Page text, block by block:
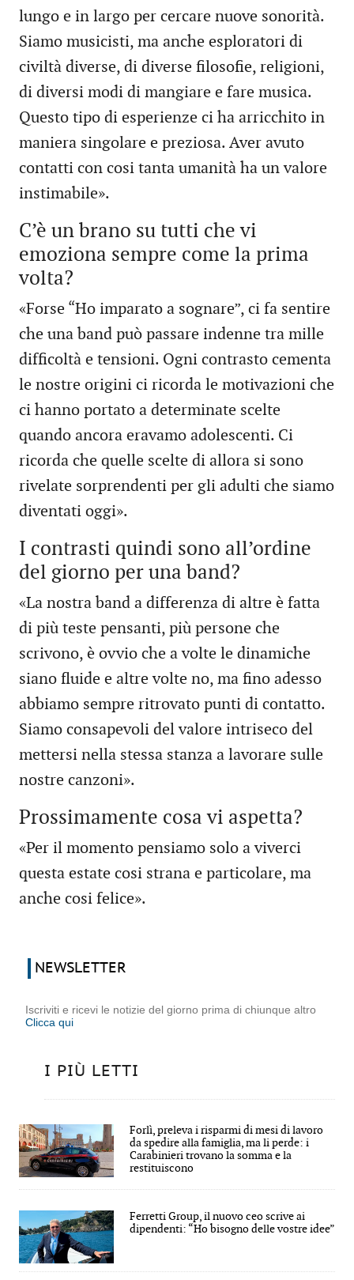
lungo e in largo per cercare nuove sonorità.
Siamo musicisti, ma anche esploratori di
civiltà diverse, di diverse filosofie, religioni,
di diversi modi di mangiare e fare musica.
Questo tipo di esperienze ci ha arricchito in
maniera singolare e preziosa. Aver avuto
contatti con cosi tanta umanità ha un valore
instimabile».
C’è un brano su tutti che vi
emoziona sempre come la prima
volta?
«Forse “Ho imparato a sognare”, ci fa sentire
che una band può passare indenne tra mille
difficoltà e tensioni. Ogni contrasto cementa
le nostre origini ci ricorda le motivazioni che
ci hanno portato a determinate scelte
quando ancora eravamo adolescenti. Ci
ricorda che quelle scelte di allora si sono
rivelate sorprendenti per gli adulti che siamo
diventati oggi».
I contrasti quindi sono all’ordine
del giorno per una band?
«La nostra band a differenza di altre è fatta
di più teste pensanti, più persone che
scrivono, è ovvio che a volte le dinamiche
siano fluide e altre volte no, ma fino adesso
abbiamo sempre ritrovato punti di contatto.
Siamo consapevoli del valore intriseco del
mettersi nella stessa stanza a lavorare sulle
nostre canzoni».
Prossimamente cosa vi aspetta?
«Per il momento pensiamo solo a viverci
questa estate cosi strana e particolare, ma
anche cosi felice».
NEWSLETTER
Iscriviti e ricevi le notizie del giorno prima di chiunque altro
Clicca qui
I PIÙ LETTI
Forlì, preleva i risparmi di mesi di lavoro
da spedire alla famiglia, ma li perde: i
Carabinieri trovano la somma e la
restituiscono
Ferretti Group, il nuovo ceo scrive ai
dipendenti: “Ho bisogno delle vostre idee”